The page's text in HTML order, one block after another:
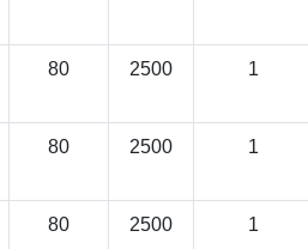
80 2500 1
80 2500 1
80 2500 1